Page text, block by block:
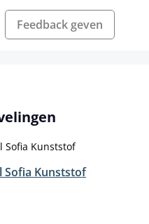
Feedback geven
Sofia Kunststof
momenteel niet beschikbaar.)